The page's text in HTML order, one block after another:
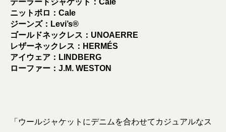
テーラードジャケット：Cale
ニットポロ：Cale
ジーンズ：Levi’s®︎
ゴールドネックレス：UNOAERRE
レザーネックレス：HERMÉS
アイウェア：LINDBERG
ローファー：J.M. WESTON
「ウールジャケットにデニムを合わせてカジュアルなス